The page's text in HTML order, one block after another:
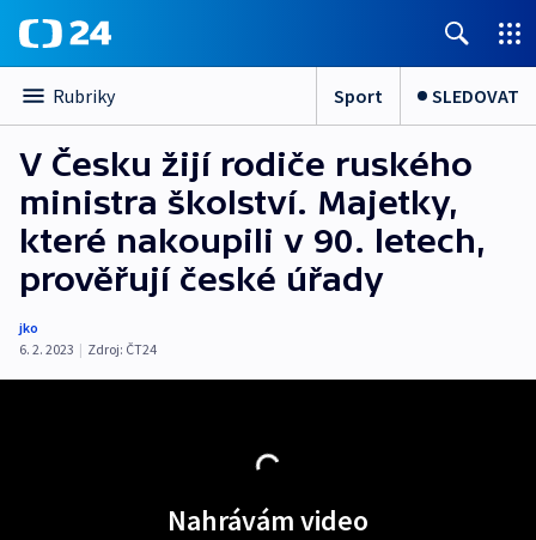
Rubriky Sport SLEDOVAT
V Česku žijí rodiče ruského
ministra školství. Majetky,
které nakoupili v 90. letech,
prověřují české úřady
jko
6. 2. 2023 | Zdroj: ČT24
Nahrávám video